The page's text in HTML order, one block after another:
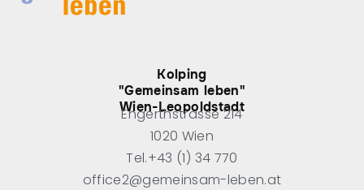
Kolping
"Gemeinsam leben"
Wien-Leopoldstadt
Engerthstrasse 214
1020 Wien
Tel.+43 (1) 34 770
office2@gemeinsam-leben.at